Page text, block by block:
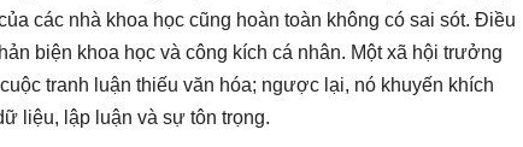
các nhà khoa học cũng hoàn toàn không có sai sót. Điều
biện khoa học và công kích cá nhân. Một xã hội trưởng
tranh luận thiếu văn hóa; ngược lại, nó khuyến khích
liệu, lập luận và sự tôn trọng.